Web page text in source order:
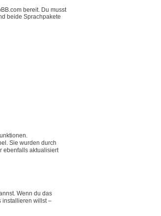
bereit. Du musst
beide Sprachpakete
Sie wurden durch
ebenfalls aktualisiert
Wenn du das
installieren willst –